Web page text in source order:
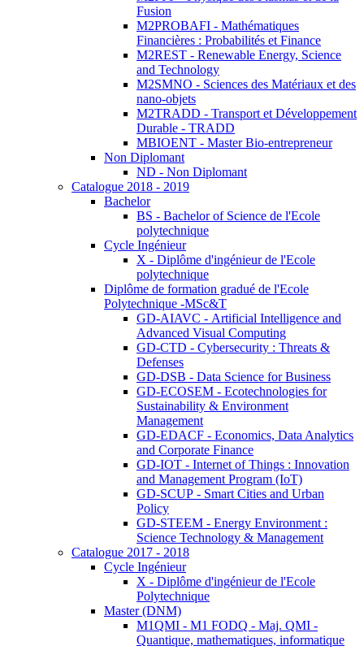
Fusion
M2PROBAFI - Mathématiques
Financières : Probabilités et Finance
M2REST - Renewable Energy, Science
and Technology
M2SMNO - Sciences des Matériaux et des
nano-objets
M2TRADD - Transport et Développement
Durable - TRADD
MBIOENT - Master Bio-entrepreneur
Non Diplomant
ND - Non Diplomant
Catalogue 2018 - 2019
Bachelor
BS - Bachelor of Science de l'Ecole
polytechnique
Cycle Ingénieur
X - Diplôme d'ingénieur de l'Ecole
polytechnique
Diplôme de formation gradué de l'Ecole
Polytechnique -MSc&T
GD-AIAVC - Artificial Intelligence and
Advanced Visual Computing
GD-CTD - Cybersecurity : Threats &
Defenses
GD-DSB - Data Science for Business
GD-ECOSEM - Ecotechnologies for
Sustainability & Environment
Management
GD-EDACF - Economics, Data Analytics
and Corporate Finance
GD-IOT - Internet of Things : Innovation
and Management Program (IoT)
GD-SCUP - Smart Cities and Urban
Policy
GD-STEEM - Energy Environment :
Science Technology & Management
Catalogue 2017 - 2018
Cycle Ingénieur
X - Diplôme d'ingénieur de l'Ecole
Polytechnique
Master (DNM)
M1QMI - M1 FODQ - Maj. QMI -
Quantique, mathematiques, informatique